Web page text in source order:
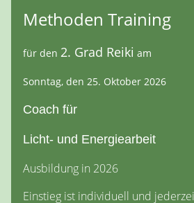
Methoden Training
für den 2. Grad Reiki am
Sonntag, den 25. Oktober 2026
Coach für
Licht- und Energiearbeit
Ausbildung in 2026
Einstieg ist individuell und